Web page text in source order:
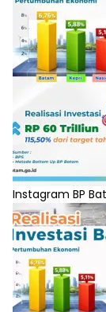
Instagram BP